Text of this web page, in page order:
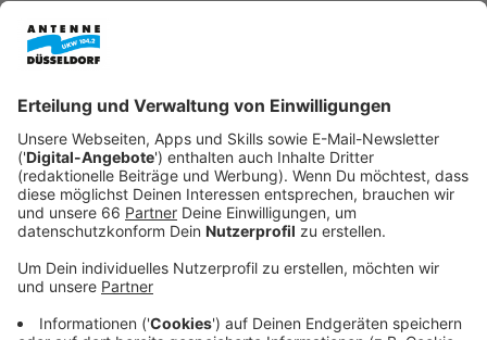
Laufen können wir diesen Sonntag auch wieder beim
wird eine gut 5 Kilometer lange Runde gelaufen.
Treffpunkt ist aufgrund des heißen Wetters dieses
Mal schon um 10:30 Uhr an derFliese( Café an der
Flügelstraße in Oberbilk). Mitmachen kann jeder, der
möchte, egal ob Anfänger oder Profi. Zur Belohnung
gibt es im Anschluss in der Fliese die Möglichkeit,
gemeinsam einen Kaffee zu trinken oder ein Stück
Kuchen zu essen.
Anzeige